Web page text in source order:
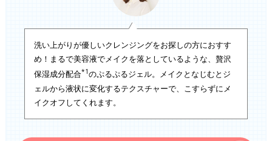
洗い上がりが優しいクレンジングをお探しの方におすす
め！まるで美容液でメイクを落としているような、贅沢
保湿成分配合*1のぷるぷるジェル。メイクとなじむとジ
ェルから液状に変化するテクスチャーで、こすらずにメ
イクオフしてくれます。